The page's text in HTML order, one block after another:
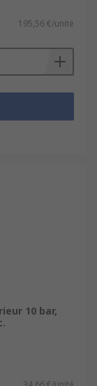
195,56 €/unité
10 bar,